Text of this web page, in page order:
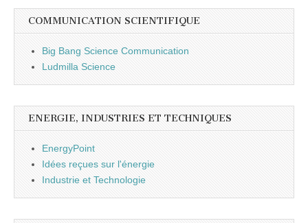
COMMUNICATION SCIENTIFIQUE
Big Bang Science Communication
Ludmilla Science
ENERGIE, INDUSTRIES ET TECHNIQUES
EnergyPoint
Idées reçues sur l'énergie
Industrie et Technologie